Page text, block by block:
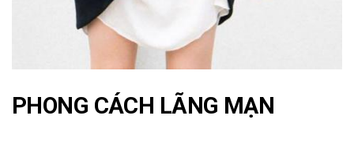
PHONG CÁCH LÃNG MẠN